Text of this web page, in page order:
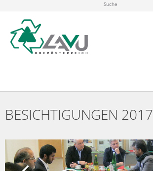
Suche
BESICHTIGUNGEN 2017